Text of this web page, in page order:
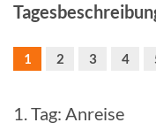
1 2 3 4
1. Tag: Anreise